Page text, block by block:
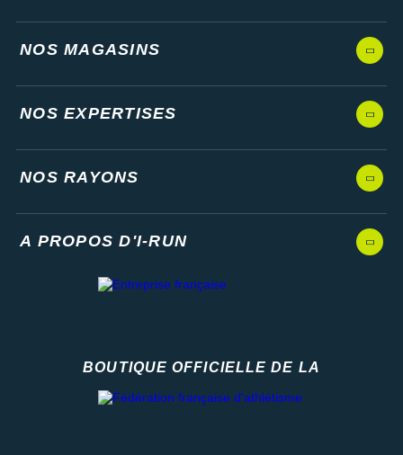
NOS MAGASINS
NOS EXPERTISES
NOS RAYONS
A PROPOS D'I-RUN
BOUTIQUE OFFICIELLE DE LA